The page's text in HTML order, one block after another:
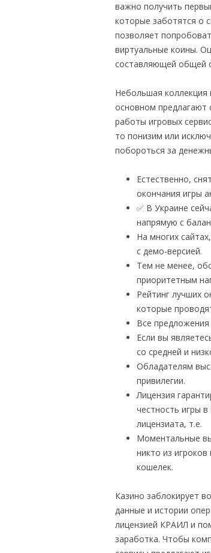
важно получить
которые заботятся о
позволяет
виртуальные коины.
составляющей общей
Небольшая коллекция
основном предлагают
работы игровых
то понизим или
побороться за
Естественно,
окончания игры
✅ В Украине
напрямую с
На многих
с демо-версией.
Тем не менее,
приоритетным
Рейтинг лучших
которые
Все
Если вы
со средней и
Обладателям
привилегии.
Лицензия
честность игры
лицензиата, т.е.
Моментальные
никто из
кошелек.
Казино заблокирует
данные и истории
лицензией КРАИЛ и
заработка. Чтобы